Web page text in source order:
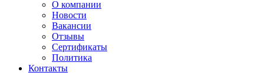
О компании
Новости
Вакансии
Отзывы
Сертификаты
Политика
Контакты